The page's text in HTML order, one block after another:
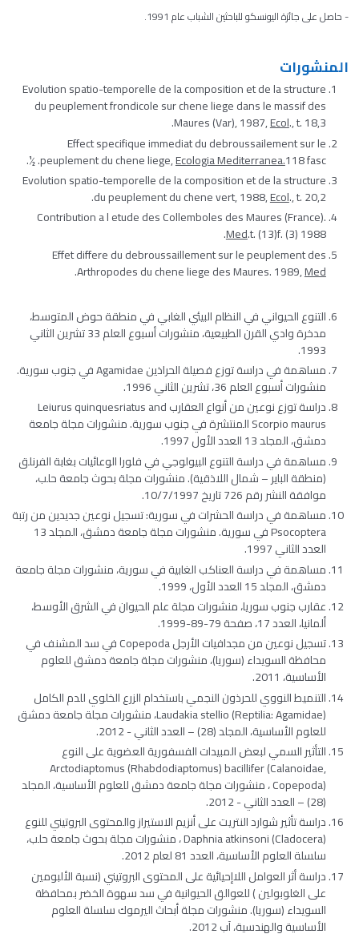
- حاصل على جائزة اليونسكو للباحثين الشباب عام 1991.
المنشورات
Evolution spatio-temporelle de la composition et de la structure
du peuplement frondicole sur chene liege dans le massif des
Maures (Var), 1987,Ecol., t. 18,3.
Effect specifique immediat du debroussailement sur le
peuplement du chene liege,Ecologia Mediterranea.118 fasc. ½.
Evolution spatio-temporelle de la composition et de la structure
du peuplement du chene vert, 1988,Ecol., t. 20,2.
Contribution a l etude des Collemboles des Maures (France).
Med.t. (13)f. (3) 1988.
Effet differe du debroussaillement sur le peuplement des
Arthropodes du chene liege des Maures. 1989,Med
.
التنوع الحيواني في النظام البيئي الغابي في منطقة حوض المتوسط،
مدخرة وادي القرن الطبيعية، منشورات أسبوع العلم 33 تشرين الثاني
1993.
مساهمة في دراسة توزع فصيلة الحراذينAgamidaeفي جنوب سورية.
منشورات أسبوع العلم 36، تشرين الثاني 1996.
دراسة توزع نوعين من أنواع العقاربLeiurus quinquesriatus and
Scorpio maurusالمنتشرة في جنوب سورية. منشورات مجلة جامعة
دمشق، المجلد 13 العدد الأول 1997.
مساهمة في دراسة التنوع البيولوجي في فلورا الوعائيات بغابة الفرنلق
(منطقة الباير – شمال اللاذقية). منشورات مجلة بحوث جامعة حلب،
موافقة النشر رقم 726 تاريخ 10/7/1997.
مساهمة في دراسة الحشرات في سورية: تسجيل نوعين جديدين من رتبة
Psocoptera
في سورية. منشورات مجلة جامعة دمشق، المجلد 13
العدد الثاني 1997.
مساهمة في دراسة العناكب الغابية في سورية، منشورات مجلة جامعة
دمشق، المجلد 15 العدد الأول، 1999.
عقارب جنوب سوريا، منشورات مجلة علم الحيوان في الشرق الأوسط،
ألمانيا، العدد 17، صفحة 79-89-1999.
تسجيل نوعين من مجدافيات الأرجل Copepoda في سد المشنف في
محافظة السويداء (سوريا)، منشورات مجلة جامعة دمشق للعلوم
الأساسية، 2011.
التنميط النووي للحرذون النجمي باستخدام الزرع الخلوي للدم الكامل
Laudakia stellio(Reptilia: Agamidae)، منشورات مجلة جامعة دمشق
للعلوم الأساسية، المجلد (28) – العدد الثاني - 2012.
التأثير السمي لبعض المبيدات الفسفورية العضوية على النوع
Arctodiaptomus(Rhabdodiaptomus)bacillifer(Calanoidae,
Copepoda) ، منشورات مجلة جامعة دمشق للعلوم الأساسية، المجلد
(28) – العدد الثاني - 2012.
دراسة تأثير شوارد النتريت على أنزيم الاستيراز والمحتوى البروتيني للنوع
Daphnia atkinsoni(Cladocera) ، منشورات مجلة بحوث جامعة حلب،
سلسلة العلوم الأساسية، العدد 81 لعام 2012.
دراسة أثر العوامل اللاإحيائية على المحتوى البروتيني (نسبة الألبومين
على الغلوبولين ) للعوالق الحيوانية في سد سهوة الخضر بمحافظة
السويداء (سوريا). منشورات مجلة أبحاث اليرموك سلسلة العلوم
الأساسية والهندسية، آب 2012.